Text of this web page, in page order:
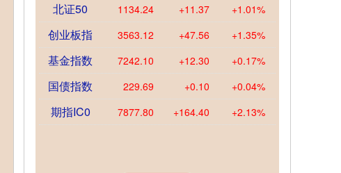
北证50 1134.24 +11.37 +1.01%
创业板指 3563.12 +47.56 +1.35%
基金指数 7242.10 +12.30 +0.17%
国债指数 229.69 +0.10 +0.04%
期指IC0 7877.80 +164.40 +2.13%